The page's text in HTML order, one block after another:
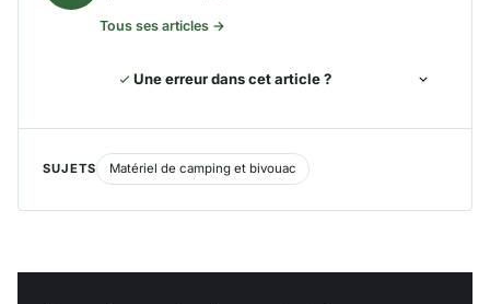
Tous ses articles →
Une erreur dans cet article ?
SUJETS Matériel de camping et bivouac